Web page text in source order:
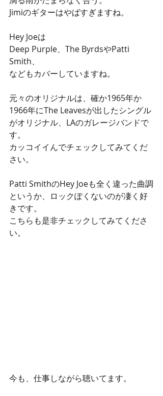
Jimiのギターはやばすぎますね。
Hey Joeは
Deep Purple、The ByrdsやPatti
Smith、
などもカバーしていますね。
元々のオリジナルは、確か1965年か
1966年にThe Leavesが出したシングル
がオリジナル、LAのガレージバンドで
す。
カッコイイんでチェックしてみてくだ
さい。
Patti SmithのHey Joeも全く違った曲調
というか、ロックぽくないのが凄く好
きです。
こちらも是非チェックしてみてくださ
い。
今も、仕事しながら聴いてます。